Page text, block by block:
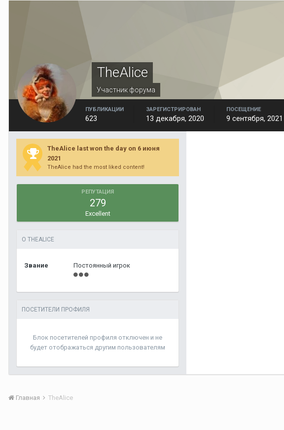
TheAlice
Участник форума
ПУБЛИКАЦИИ
623
ЗАРЕГИСТРИРОВАН
13 декабря, 2020
ПОСЕЩЕНИЕ
9 сентября, 2021
TheAlice last won the day on 6 июня
2021
TheAlice had the most liked content!
РЕПУТАЦИЯ
279
Excellent
О THEALICE
Звание Постоянный игрок
ПОСЕТИТЕЛИ ПРОФИЛЯ
Блок посетителей профиля отключен и не
будет отображаться другим пользователям
Главная TheAlice